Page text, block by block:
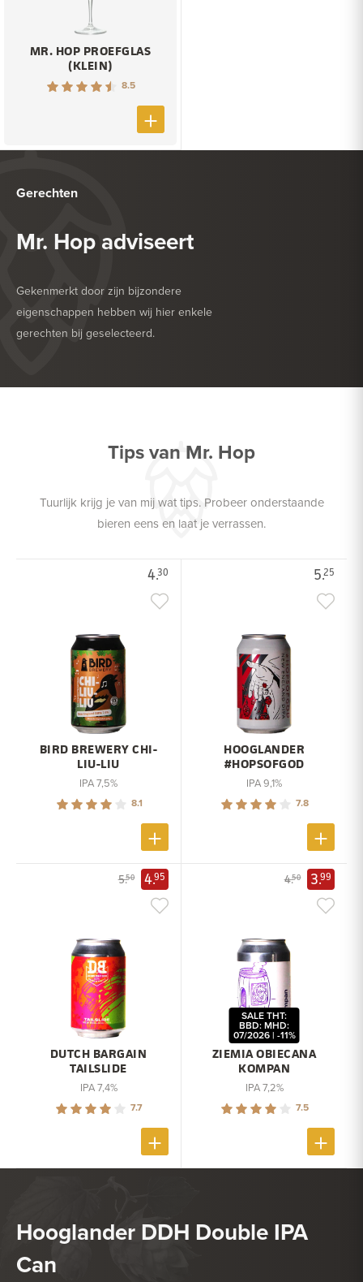
MR. HOP PROEFGLAS
(KLEIN)
8.5
Gerechten
Mr. Hop adviseert
Gekenmerkt door zijn bijzondere
eigenschappen hebben wij hier enkele
gerechten bij geselecteerd.
HEERLIJK BIJ
Tips van Mr. Hop
Tuurlijk krijg je van mij wat tips. Probeer onderstaande
bieren eens en laat je verrassen.
4.30
BIRD BREWERY CHI-
LIU-LIU
IPA 7,5%
8.1
5.25
HOOGLANDER
#HOPSOFGOD
IPA 9,1%
7.8
5.50 4.95
DUTCH BARGAIN
TAILSLIDE
IPA 7,4%
7.7
4.50 3.99
ZIEMIA OBIECANA
KOMPAN
SALE THT:
BBD: MHD:
07/2026 | -11%
IPA 7,2%
7.5
Hooglander DDH Double IPA
Can